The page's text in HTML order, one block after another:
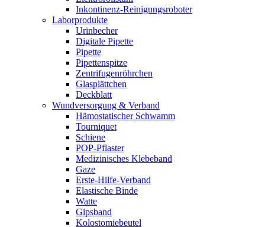
Inkontinenz-Reinigungsroboter
Laborprodukte
Urinbecher
Digitale Pipette
Pipette
Pipettenspitze
Zentrifugenröhrchen
Glasplättchen
Deckblatt
Wundversorgung & Verband
Hämostatischer Schwamm
Tourniquet
Schiene
POP-Pflaster
Medizinisches Klebeband
Gaze
Erste-Hilfe-Verband
Elastische Binde
Watte
Gipsband
Kolostomiebeutel